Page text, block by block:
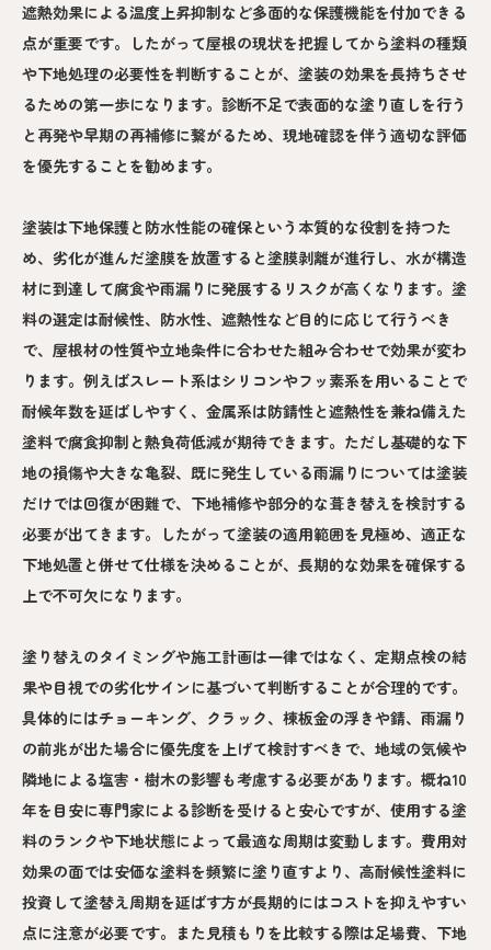
遮熱効果による温度上昇抑制など多面的な保護機能を付加できる
点が重要です。したがって屋根の現状を把握してから塗料の種類
や下地処理の必要性を判断することが、塗装の効果を長持ちさせ
るための第一歩になります。診断不足で表面的な塗り直しを行う
と再発や早期の再補修に繋がるため、現地確認を伴う適切な評価
を優先することを勧めます。
塗装は下地保護と防水性能の確保という本質的な役割を持つた
め、劣化が進んだ塗膜を放置すると塗膜剥離が進行し、水が構造
材に到達して腐食や雨漏りに発展するリスクが高くなります。塗
料の選定は耐候性、防水性、遮熱性など目的に応じて行うべき
で、屋根材の性質や立地条件に合わせた組み合わせで効果が変わ
ります。例えばスレート系はシリコンやフッ素系を用いることで
耐候年数を延ばしやすく、金属系は防錆性と遮熱性を兼ね備えた
塗料で腐食抑制と熱負荷低減が期待できます。ただし基礎的な下
地の損傷や大きな亀裂、既に発生している雨漏りについては塗装
だけでは回復が困難で、下地補修や部分的な葺き替えを検討する
必要が出てきます。したがって塗装の適用範囲を見極め、適正な
下地処置と併せて仕様を決めることが、長期的な効果を確保する
上で不可欠になります。
塗り替えのタイミングや施工計画は一律ではなく、定期点検の結
果や目視での劣化サインに基づいて判断することが合理的です。
具体的にはチョーキング、クラック、棟板金の浮きや錆、雨漏り
の前兆が出た場合に優先度を上げて検討すべきで、地域の気候や
隣地による塩害・樹木の影響も考慮する必要があります。概ね10
年を目安に専門家による診断を受けると安心ですが、使用する塗
料のランクや下地状態によって最適な周期は変動します。費用対
効果の面では安価な塗料を頻繁に塗り直すより、高耐候性塗料に
投資して塗替え周期を延ばす方が長期的にはコストを抑えやすい
点に注意が必要です。また見積もりを比較する際は足場費、下地